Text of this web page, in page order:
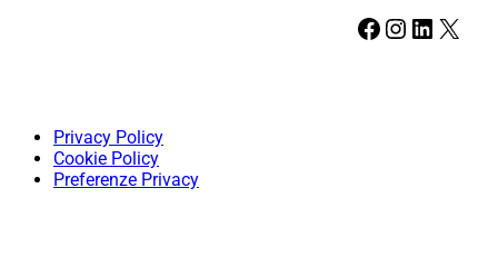
Facebook Instagram LinkedIn X
Privacy Policy
Cookie Policy
Preferenze Privacy